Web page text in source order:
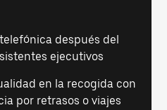
después del
ejecutivos
en la recogida con
por retrasos o viajes